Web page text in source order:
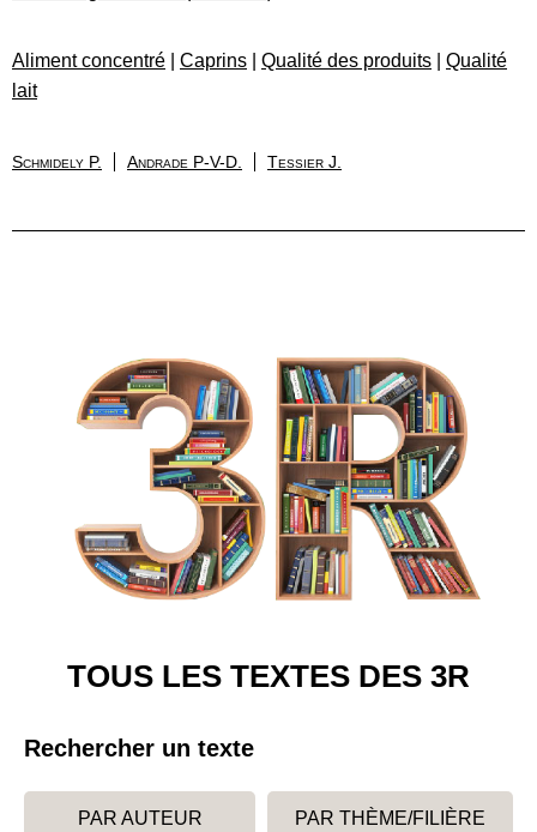
Aliment concentré Caprins Qualité des produits
Qualité
lait
Schmidely P. Andrade P-V-D. Tessier J.
TOUS LES TEXTES DES 3R
Rechercher un texte
PAR AUTEUR PAR THÈME/FILIÈRE